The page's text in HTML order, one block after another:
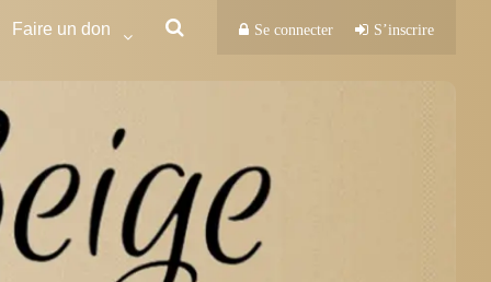
Faire un don Se connecter S’inscrire